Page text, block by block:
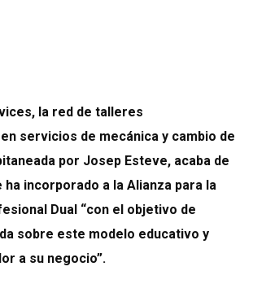
la red de talleres
servicios de mecánica y cambio de
por Josep Esteve, acaba de
ha incorporado a la Alianza para la
Dual “con el objetivo de
sobre este modelo educativo y
a su negocio”.